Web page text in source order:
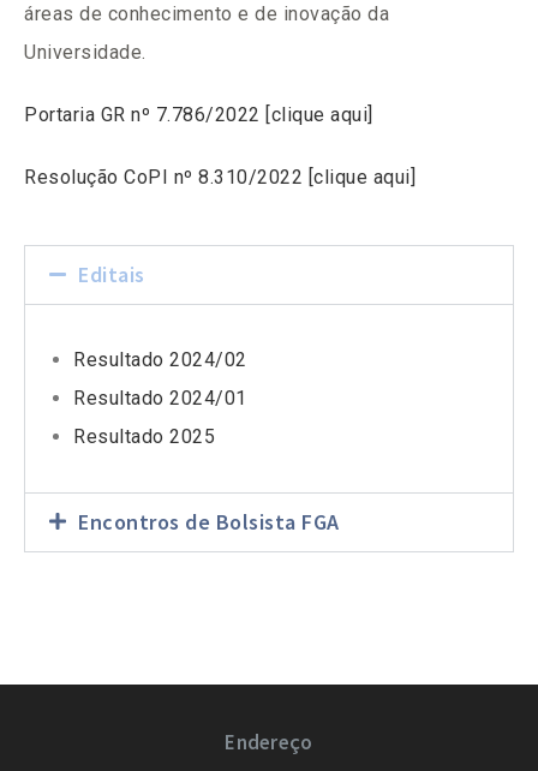
áreas de conhecimento e de inovação da
Universidade.
Portaria GR nº 7.786/2022 [clique aqui]
Resolução CoPI nº 8.310/2022 [clique aqui]
Editais
Resultado 2024/02
Resultado 2024/01
Resultado 2025
Encontros de Bolsista FGA
Endereço